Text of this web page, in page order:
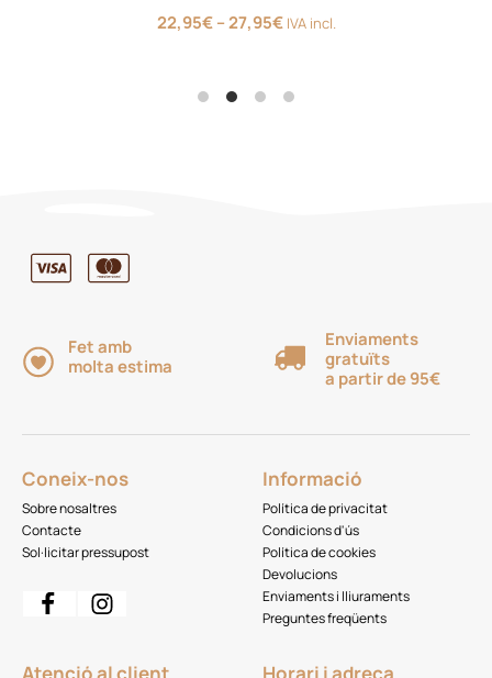
22,95€ –27,95€Interval
22,95€
IVA incl.
Fet amb
molta estima
Enviaments
gratuïts
a partir de 95€
Coneix-nos
Sobre nosaltres
Contacte
Sol·licitar pressupost
Informació
Política de privacitat
Condicions d'ús
Política de cookies
Devolucions
Enviaments i lliuraments
Preguntes freqüents
Atenció al client Horari i adreça